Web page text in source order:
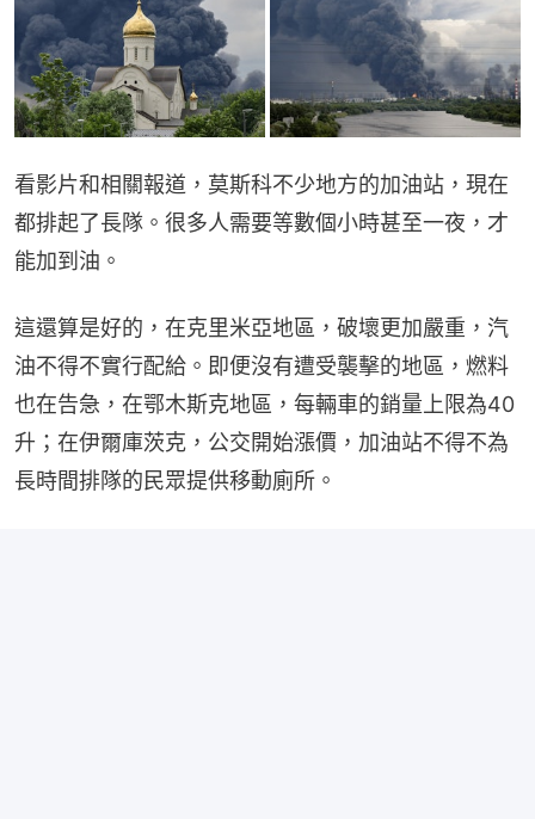
看影片和相關報道，莫斯科不少地方的加油站，現在
都排起了長隊。很多人需要等數個小時甚至一夜，才
能加到油。
這還算是好的，在克里米亞地區，破壞更加嚴重，汽
油不得不實行配給。即便沒有遭受襲擊的地區，燃料
也在告急，在鄂木斯克地區，每輛車的銷量上限為40
升；在伊爾庫茨克，公交開始漲價，加油站不得不為
長時間排隊的民眾提供移動廁所。